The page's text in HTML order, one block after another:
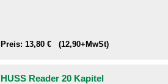
Preis: 13,80 € (12,90+MwSt)
HUSS Reader 20 Kapitel